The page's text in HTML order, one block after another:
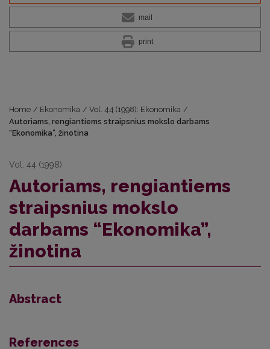
mail
print
Home / Ekonomika / Vol. 44 (1998): Ekonomika /
Autoriams, rengiantiems straipsnius mokslo darbams
“Ekonomika”, žinotina
Vol. 44 (1998)
Autoriams, rengiantiems
straipsnius mokslo
darbams “Ekonomika”,
žinotina
Abstract
References